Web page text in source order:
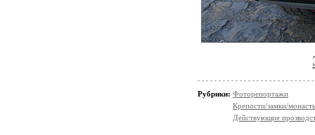
Рубрики: Фоторепортажи
Крепости/замки/
Действующие